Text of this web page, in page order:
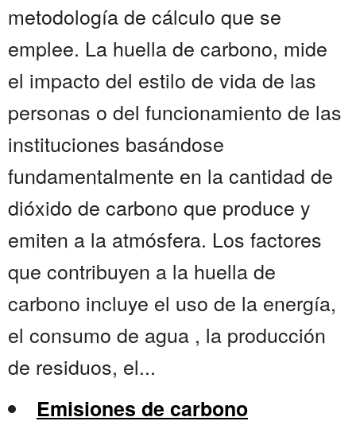
metodología de cálculo que se
emplee. La huella de carbono, mide
el impacto del estilo de vida de las
personas o del funcionamiento de las
instituciones basándose
fundamentalmente en la cantidad de
dióxido de carbono que produce y
emiten a la atmósfera. Los factores
que contribuyen a la huella de
carbono incluye el uso de la energía,
el consumo de agua , la producción
de residuos, el...
Emisiones de carbono